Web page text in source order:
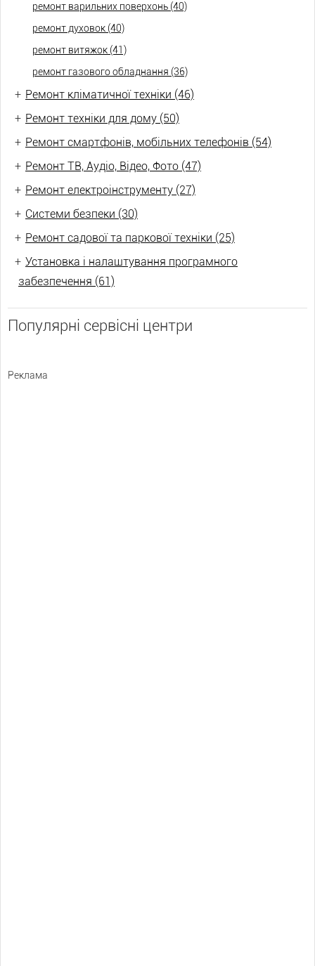
ремонт варильних поверхонь (40)
ремонт духовок (40)
ремонт витяжок (41)
ремонт газового обладнання (36)
+ Ремонт кліматичної техніки (46)
+ Ремонт техніки для дому (50)
+ Ремонт смартфонів, мобільних телефонів (54)
+ Ремонт ТВ, Аудіо, Відео, Фото (47)
+ Ремонт електроінструменту (27)
+ Системи безпеки (30)
+ Ремонт садової та паркової техніки (25)
+ Установка і налаштування програмного
забезпечення (61)
Популярні сервісні центри
Реклама